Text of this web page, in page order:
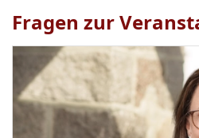
Fragen zur